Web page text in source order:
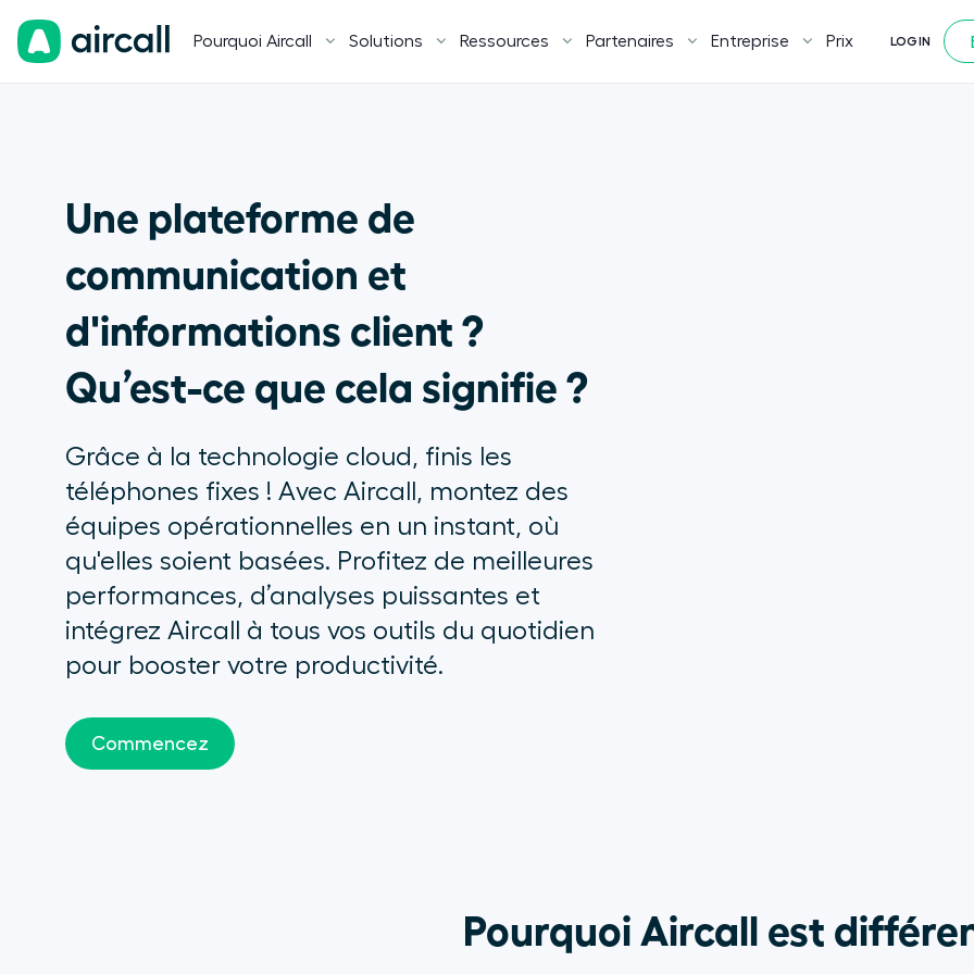
Pourquoi Aircall Solutions Ressources Partenaires Entreprise Prix LOGIN
Une plateforme de
communication et
d'informations client ?
Qu’est-ce que cela signifie ?
Grâce à la technologie cloud, finis les
téléphones fixes ! Avec Aircall, montez des
équipes opérationnelles en un instant, où
qu'elles soient basées. Profitez de meilleures
performances, d’analyses puissantes et
intégrez Aircall à tous vos outils du quotidien
pour booster votre productivité.
Commencez
Pourquoi Aircall est